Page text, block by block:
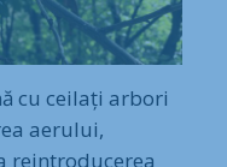
cu ceilați arbori
aerului,
reintroducerea